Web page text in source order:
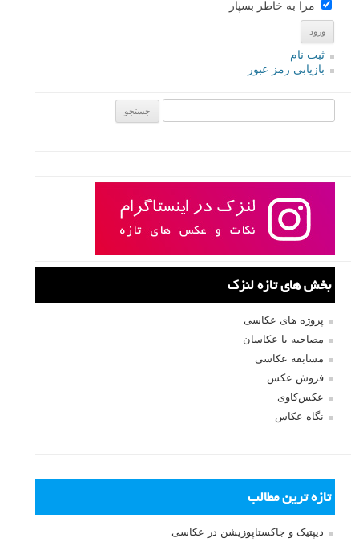
مرا به خاطر بسپار
ثبت نام
بازیابی رمز عبور
بخش های تازه لنزک
پروژه های عکاسی
مصاحبه با عکاسان
مسابقه عکاسی
فروش عکس
عکس‌کاوی
نگاه عکاس
تازه ترین مطالب
دیپتیک و جاکستا‌پوزیشن در عکاسی